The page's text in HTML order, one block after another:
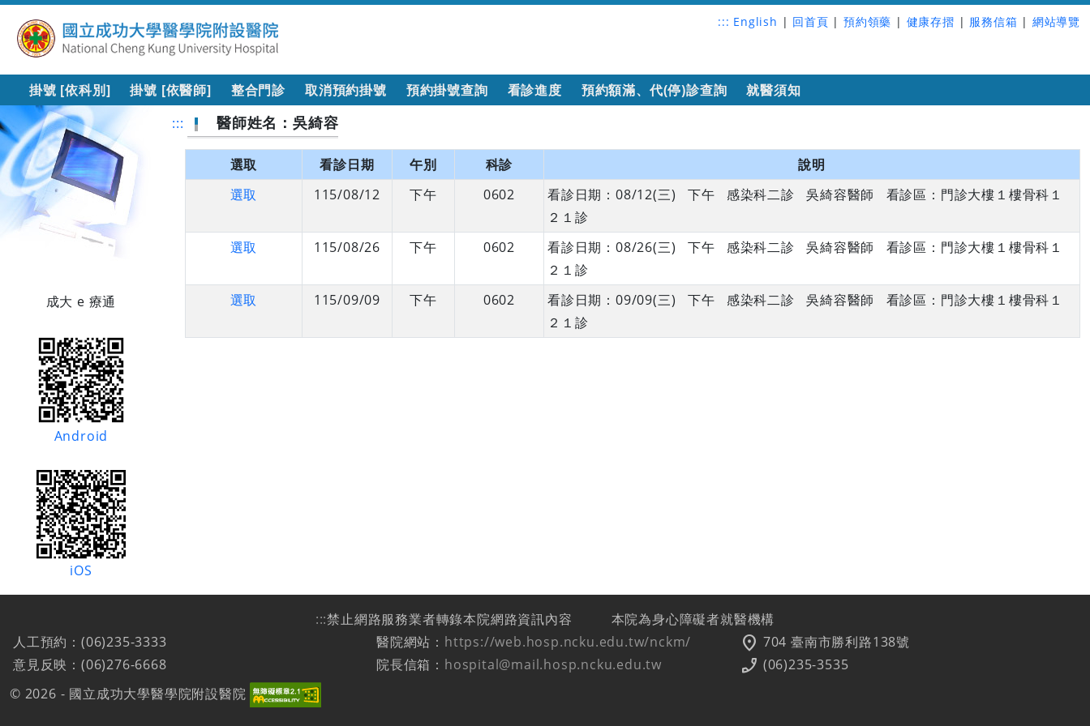
::: English | 回首頁 | 預約領藥 | 健康存摺 | 服務信箱 | 網站導覽
掛號 [依科別] 掛號 [依醫師] 整合門診 取消預約掛號 預約掛號查詢 看診進度 預約額滿、代(停)診查詢 就醫須知
成大 e 療通
Android
iOS
::: 醫師姓名：吳綺容
選取 看診日期 午別 科診
說明
選取
115/08/12 下午 0602
看診日期：08/12(三) 下午 感染科二診 吳綺容醫師 看診區：門診大樓１樓骨科１
２１診
選取
115/08/26 下午 0602
看診日期：08/26(三) 下午 感染科二診 吳綺容醫師 看診區：門診大樓１樓骨科１
２１診
選取
115/09/09 下午 0602
看診日期：09/09(三) 下午 感染科二診 吳綺容醫師 看診區：門診大樓１樓骨科１
２１診
:::禁止網路服務業者轉錄本院網路資訊內容
本院為身心障礙者就醫機構
人工預約：(06)235-3333
意見反映：(06)276-6668
醫院網站： https://web.hosp.ncku.edu.tw/nckm/
院長信箱： hospital@mail.hosp.ncku.edu.tw
location_on 704 臺南市勝利路138號
phone_enabled (06)235-3535
© 2026 - 國立成功大學醫學院附設醫院